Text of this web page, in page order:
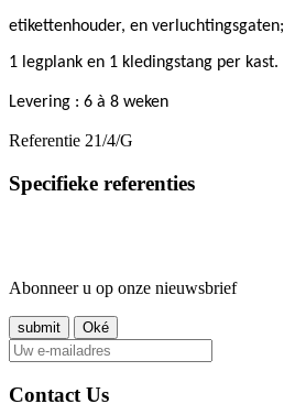
etikettenhouder, en verluchtingsgaten;
1 legplank en 1 kledingstang per kast.
Levering : 6 à 8 weken
Referentie 21/4/G
Specifieke referenties
Abonneer u op onze nieuwsbrief
Contact Us